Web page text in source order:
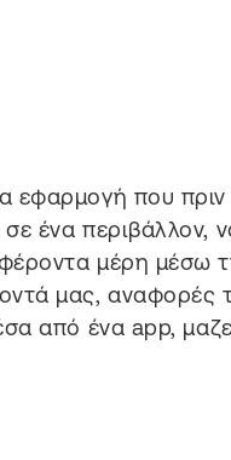
εφαρμογή που
ένα περιβάλλον,
μέρη μέσω
μας, αναφορές
από ένα app,